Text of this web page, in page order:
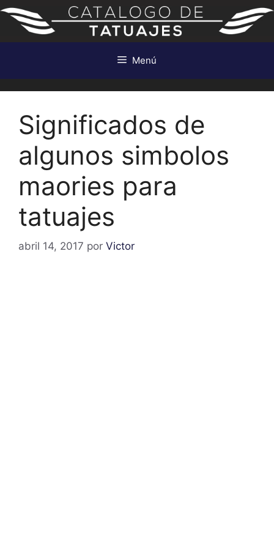
Saltar
contenido
Menú
Significados de
algunos simbolos
maories para
tatuajes
abril 14, 2017 por Victor